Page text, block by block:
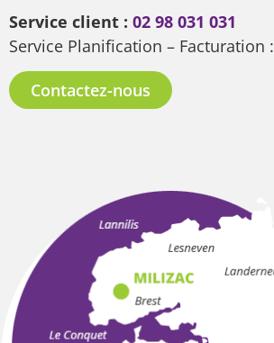
Service client : 02 98 031 031
Service Planification – Facturation :
Contactez-nous